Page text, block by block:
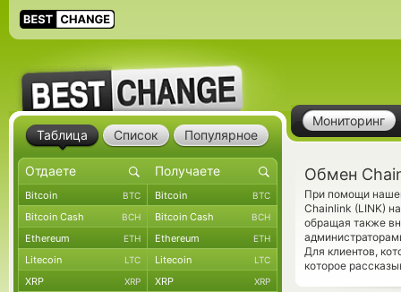
Мониторинг
Обмен
При помощи
Chainlink (LINK)
обращая также
Для клиентов,
которое
Таблица Список Популярное
Bitcoin BTC Bitcoin BTC
Bitcoin Cash BCH Bitcoin Cash BCH
Ethereum ETH Ethereum ETH
Litecoin LTC Litecoin LTC
XRP XRP XRP XRP